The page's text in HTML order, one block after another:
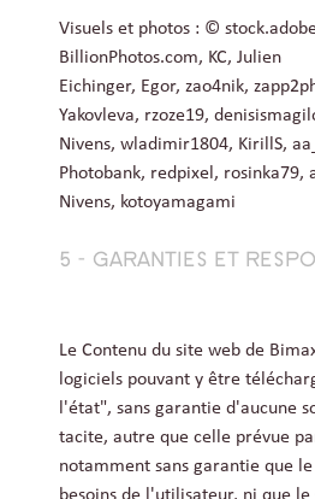
Visuels et photos : ©
BillionPhotos.com, KC, Julien
Eichinger, Egor, zao4nik,
Yakovleva, rzoze19,
Nivens, wladimir1804, KirillS,
Photobank, redpixel, rosinka79,
Nivens, kotoyamagami
5 - GARANTIES ET
Le Contenu du site web de
logiciels pouvant y être
l'état", sans garantie d'aucune
tacite, autre que celle prévue
notamment sans garantie que